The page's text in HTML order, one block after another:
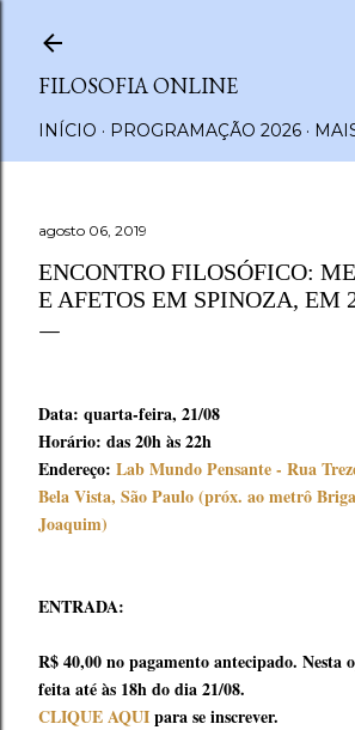
FILOSOFIA ONLINE
INÍCIO PROGRAMAÇÃO 2026
agosto 06, 2019
ENCONTRO FILOSÓFICO:
E AFETOS EM SPINOZA, EM
Data: quarta-feira, 21/08
Horário: das 20h às 22h
Endereço: Lab Mundo Pensante - Rua
Bela Vista, São Paulo (próx. ao metrô
Joaquim)
ENTRADA:
R$ 40,00 no pagamento antecipado. Nesta
feita até às 18h do dia 21/08.
CLIQUE AQUIpara se inscrever.